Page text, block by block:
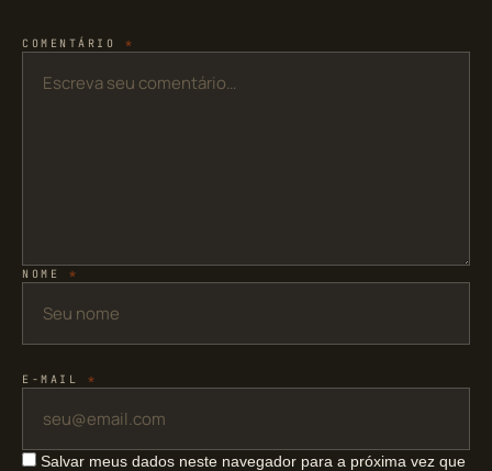
COMENTÁRIO *
NOME *
E-MAIL *
Salvar meus dados neste navegador para a próxima vez que